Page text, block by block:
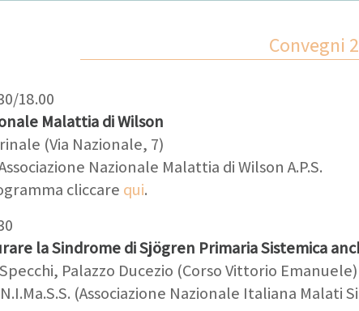
Convegni
18.00
Malattia di Wilson
(Via Nazionale, 7)
Nazionale Malattia di Wilson A.P.S.
cliccare qui.
la Sindrome di Sjögren Primaria Sistemica
Palazzo Ducezio (Corso Vittorio Emanuele)
(Associazione Nazionale Italiana Malati